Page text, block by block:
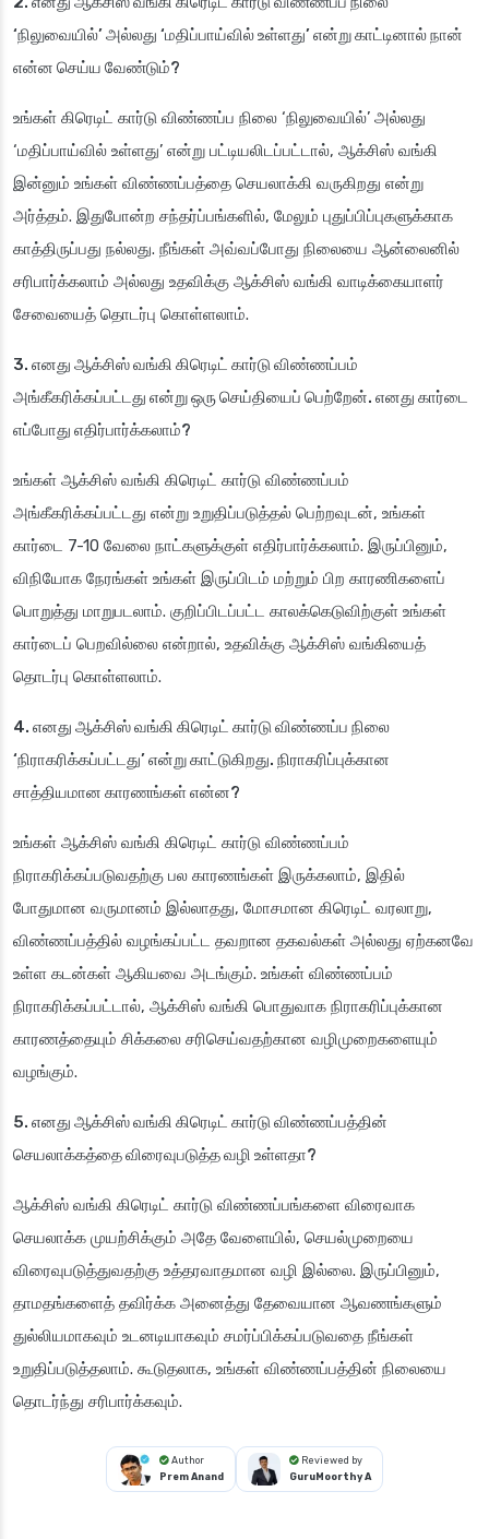
‘நிலுவையில்’ அல்லது ‘மதிப்பாய்வில் உள்ளது’ என்று காட்டினால் நான்
என்ன செய்ய வேண்டும்?
உங்கள் கிரெடிட் கார்டு விண்ணப்ப நிலை ‘நிலுவையில்’ அல்லது
‘மதிப்பாய்வில் உள்ளது’ என்று பட்டியலிடப்பட்டால், ஆக்சிஸ் வங்கி
இன்னும் உங்கள் விண்ணப்பத்தை செயலாக்கி வருகிறது என்று
அர்த்தம். இதுபோன்ற சந்தர்ப்பங்களில், மேலும் புதுப்பிப்புகளுக்காக
காத்திருப்பது நல்லது. நீங்கள் அவ்வப்போது நிலையை ஆன்லைனில்
சரிபார்க்கலாம் அல்லது உதவிக்கு ஆக்சிஸ் வங்கி வாடிக்கையாளர்
சேவையைத் தொடர்பு கொள்ளலாம்.
3. எனது ஆக்சிஸ் வங்கி கிரெடிட் கார்டு விண்ணப்பம்
அங்கீகரிக்கப்பட்டது என்று ஒரு செய்தியைப் பெற்றேன். எனது கார்டை
எப்போது எதிர்பார்க்கலாம்?
உங்கள் ஆக்சிஸ் வங்கி கிரெடிட் கார்டு விண்ணப்பம்
அங்கீகரிக்கப்பட்டது என்று உறுதிப்படுத்தல் பெற்றவுடன், உங்கள்
கார்டை 7-10 வேலை நாட்களுக்குள் எதிர்பார்க்கலாம். இருப்பினும்,
விநியோக நேரங்கள் உங்கள் இருப்பிடம் மற்றும் பிற காரணிகளைப்
பொறுத்து மாறுபடலாம். குறிப்பிடப்பட்ட காலக்கெடுவிற்குள் உங்கள்
கார்டைப் பெறவில்லை என்றால், உதவிக்கு ஆக்சிஸ் வங்கியைத்
தொடர்பு கொள்ளலாம்.
4. எனது ஆக்சிஸ் வங்கி கிரெடிட் கார்டு விண்ணப்ப நிலை
‘நிராகரிக்கப்பட்டது’ என்று காட்டுகிறது. நிராகரிப்புக்கான
சாத்தியமான காரணங்கள் என்ன?
உங்கள் ஆக்சிஸ் வங்கி கிரெடிட் கார்டு விண்ணப்பம்
நிராகரிக்கப்படுவதற்கு பல காரணங்கள் இருக்கலாம், இதில்
போதுமான வருமானம் இல்லாதது, மோசமான கிரெடிட் வரலாறு,
விண்ணப்பத்தில் வழங்கப்பட்ட தவறான தகவல்கள் அல்லது ஏற்கனவே
உள்ள கடன்கள் ஆகியவை அடங்கும். உங்கள் விண்ணப்பம்
நிராகரிக்கப்பட்டால், ஆக்சிஸ் வங்கி பொதுவாக நிராகரிப்புக்கான
காரணத்தையும் சிக்கலை சரிசெய்வதற்கான வழிமுறைகளையும்
வழங்கும்.
5. எனது ஆக்சிஸ் வங்கி கிரெடிட் கார்டு விண்ணப்பத்தின்
செயலாக்கத்தை விரைவுபடுத்த வழி உள்ளதா?
ஆக்சிஸ் வங்கி கிரெடிட் கார்டு விண்ணப்பங்களை விரைவாக
செயலாக்க முயற்சிக்கும் அதே வேளையில், செயல்முறையை
விரைவுபடுத்துவதற்கு உத்தரவாதமான வழி இல்லை. இருப்பினும்,
தாமதங்களைத் தவிர்க்க அனைத்து தேவையான ஆவணங்களும்
துல்லியமாகவும் உடனடியாகவும் சமர்ப்பிக்கப்படுவதை நீங்கள்
உறுதிப்படுத்தலாம். கூடுதலாக, உங்கள் விண்ணப்பத்தின் நிலையை
தொடர்ந்து சரிபார்க்கவும்.
Author
Prem Anand
Reviewed by
GuruMoorthy A